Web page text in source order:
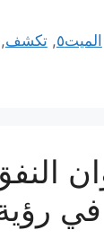
الميت٥ ,تكشف,